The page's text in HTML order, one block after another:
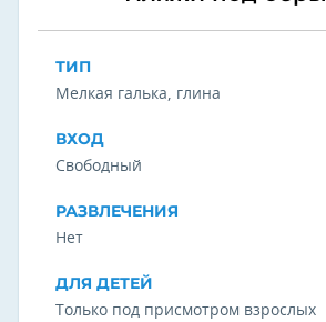
ТИП
Мелкая галька, глина
ВХОД
Свободный
РАЗВЛЕЧЕНИЯ
Нет
ДЛЯ ДЕТЕЙ
Только под присмотром взрослых